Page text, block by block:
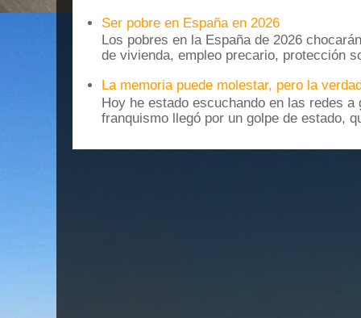
Ser pobre en España en 2026
Los pobres en la España de 2026
de vivienda, empleo precario, protección
La memoria puede molestar, pero la
Hoy he estado escuchando en las redes a
franquismo llegó por un golpe de estado,